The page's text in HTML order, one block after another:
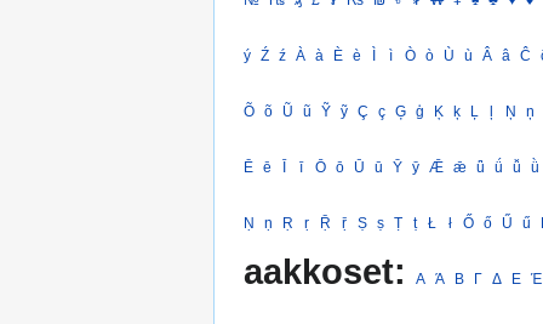
ý Ź ź À à È è Ì ì Ò ò Ù ù Â â Ĉ
Õ õ Ũ ũ Ỹ ỹ Ç ç Ģ ģ Ķ ķ Ļ ļ Ņ ņ
Ē ē Ī ī Ō ō Ū ū Ȳ ȳ Ǣ ǣ ǖ ǘ ǚ ǜ
Ṇ ṇ Ṛ ṛ Ṝ ṝ Ṣ ṣ Ṭ ṭ Ł ł Ő ő Ű ű
aakkoset: Α Ά Β Γ Δ Ε Έ